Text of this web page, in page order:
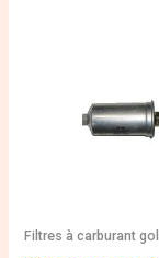
Filtres à carburant